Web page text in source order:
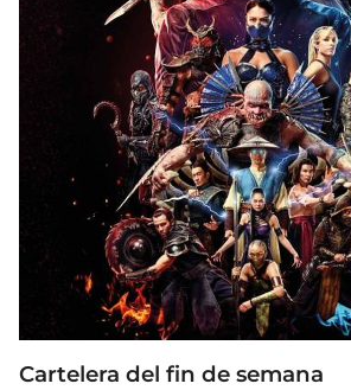
Cartelera del fin de semana